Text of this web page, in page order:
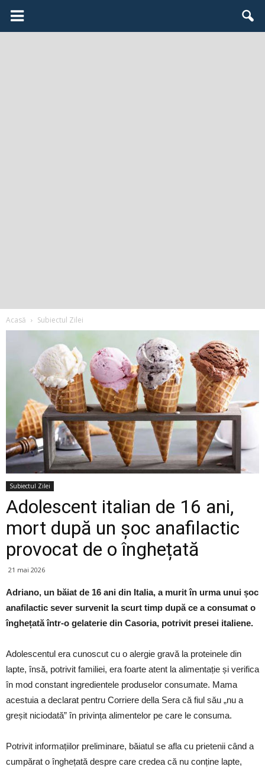
Acasă Subiectul Zilei
Subiectul Zilei
Adolescent italian de 16 ani,
mort după un șoc anafilactic
provocat de o înghețată
21 mai 2026
Adriano, un băiat de 16 ani din Italia, a murit în urma unui șoc
anafilactic sever survenit la scurt timp după ce a consumat o
înghețată într-o gelaterie din Casoria, potrivit presei italiene.
Adolescentul era cunoscut cu o alergie gravă la proteinele din
lapte, însă, potrivit familiei, era foarte atent la alimentație și verifica
în mod constant ingredientele produselor consumate. Mama
acestuia a declarat pentru Corriere della Sera că fiul său „nu a
greșit niciodată” în privința alimentelor pe care le consuma.
Potrivit informațiilor preliminare, băiatul se afla cu prietenii când a
cumpărat o înghețată despre care credea că nu conține lapte,